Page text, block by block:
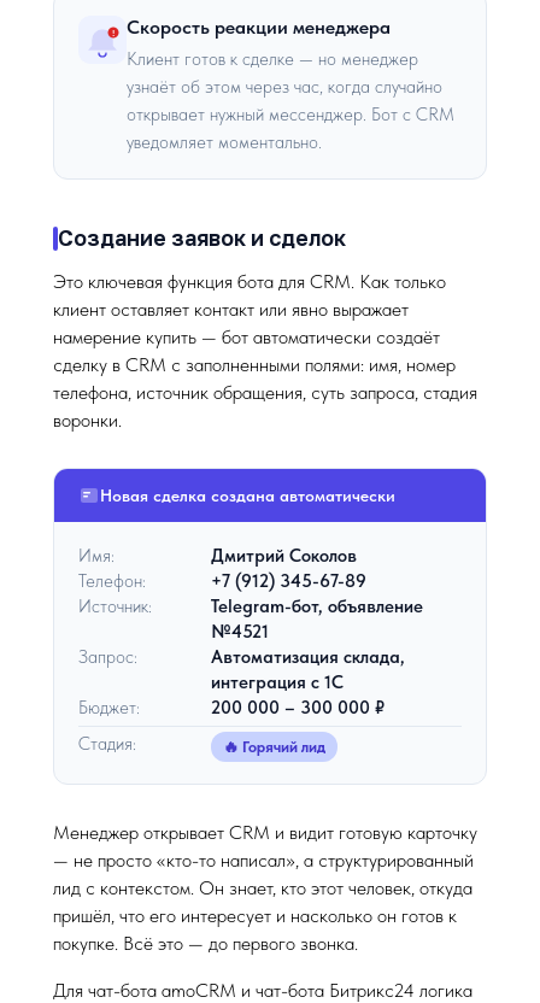
! Скорость реакции менеджера
Клиент готов к сделке — но менеджер
узнаёт об этом через час, когда случайно
открывает нужный мессенджер. Бот с CRM
уведомляет моментально.
Создание заявок и сделок
Это ключевая функция бота для CRM. Как только
клиент оставляет контакт или явно выражает
намерение купить — бот автоматически создаёт
сделку в CRM с заполненными полями: имя, номер
телефона, источник обращения, суть запроса, стадия
воронки.
Новая сделка создана автоматически
Имя:
Дмитрий Соколов
Телефон:
+7 (912) 345-67-89
Источник:
Telegram-бот, объявление
№4521
Запрос:
Автоматизация склада,
интеграция с 1С
Бюджет:
200 000 – 300 000 ₽
Стадия:
🔥 Горячий лид
Менеджер открывает CRM и видит готовую карточку
— не просто «кто-то написал», а структурированный
лид с контекстом. Он знает, кто этот человек, откуда
пришёл, что его интересует и насколько он готов к
покупке. Всё это — до первого звонка.
Для чат-бота amoCRM и чат-бота Битрикс24 логика